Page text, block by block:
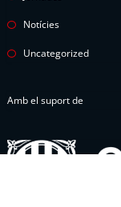
Notícies
Uncategorized
Amb el suport de